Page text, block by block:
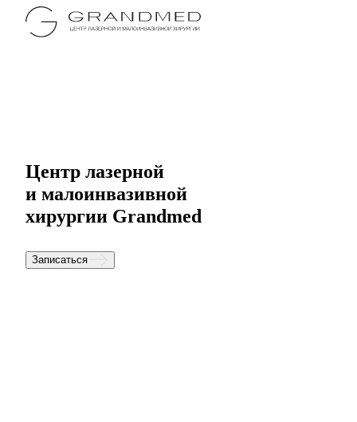
Центр лазерной
и малоинвазивной
хирургии Grandmed
Записаться